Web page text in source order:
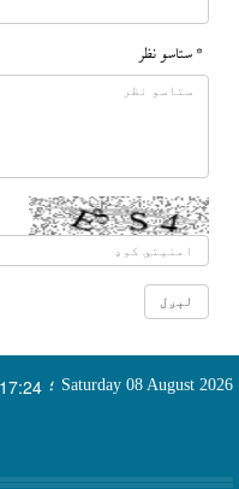
* ستاسو نظر
Saturday 08 August 2026 ؛